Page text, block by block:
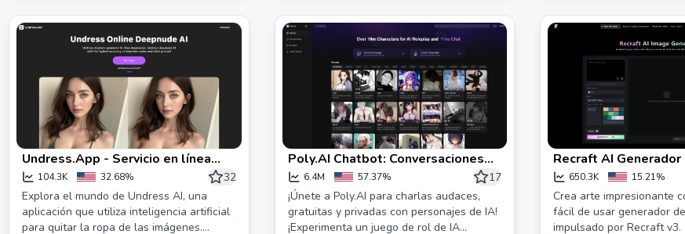
Undress.App - Servicio en línea
gratuito de Undress ai
104.3K 32.68%
32
Explora el mundo de Undress AI, una
aplicación que utiliza inteligencia artificial
para quitar la ropa de las imágenes.
Poly.AI Chatbot: Conversaciones
más profundas y discretas con IA
de próxima generación
6.4M 57.37%
17
¡Únete a Poly.AI para charlas audaces,
gratuitas y privadas con personajes de IA!
¡Experimenta un juego de rol de IA
Recraft AI Generador
- Generador de
Avanzado en Línea
650.3K 15.21%
Crea arte impresionante
fácil de usar generador
impulsado por Recraft v3.